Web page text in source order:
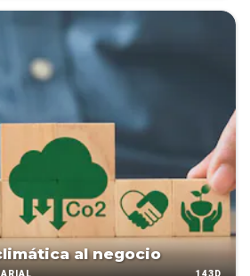
al negocio
143D